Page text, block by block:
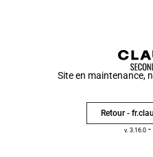
Site en maintenance,
Retour -
v. 3.16.0-